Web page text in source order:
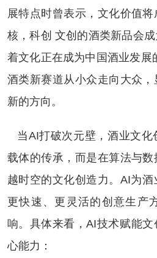
展特点时曾表示，文化价值
核，科创 文创的酒类新品会
着文化正在成为中国酒业发展
酒类新赛道从小众走向大众，
新的方向。
当AI打破次元壁，酒业文
载体的传承，而是在算法与
越时空的文化创造力。AI为酒
更快速、更灵活的创意生产
响。具体来看，AI技术赋能
心能力：